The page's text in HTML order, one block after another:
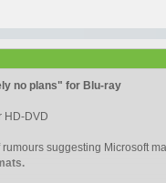
no plans" for Blu-ray
HD-DVD
suggesting Microsoft